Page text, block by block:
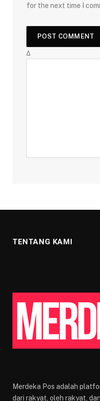
for the next time I
Δ
TENTANG KAMI
Merdeka Pos adalah
dari rakyat, oleh rakyat,